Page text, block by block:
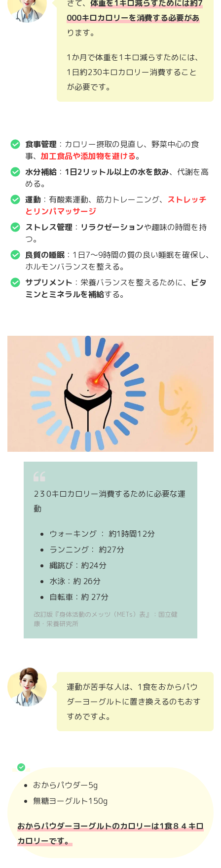
さて、 体重を1キロ減らすためには約7
000キロカロリーを消費する必要があ
ります。
1か月で体重を1キロ減らすためには、
1日約230キロカロリー消費すること
が必要です。
食事管理 ：カロリー摂取の見直し、野菜中心の食
事、加工食品や添加物を避ける。
水分補給 ： 1日2リットル以上の水を飲み、代謝を高
める。
運動 ：有酸素運動、筋力トレーニング、 ストレッチ
とリンパマッサージ
ストレス管理 ： リラクゼーションや趣味の時間を持
つ。
良質の睡眠 ：1日7～9時間の質の良い睡眠を確保し、
ホルモンバランスを整える。
サプリメント ：栄養バランスを整えるために、 ビタ
ミンとミネラルを補給する。
2３0キロカロリー消費するために必要な運
動
ウォーキング ： 約1時間12分
ランニング： 約27分
縄跳び：約24分
水泳：約 26分
自転車：約 27分
改訂版『身体活動のメッツ（METs）表』：国立健
康・栄養研究所
運動が苦手な人は、1食をおからパウ
ダーヨーグルトに置き換えるのもおす
すめですよ。
おからパウダー5g
無糖ヨーグルト150g
おからパウダーヨーグルトのカロリーは1食８４キロ
カロリーです。